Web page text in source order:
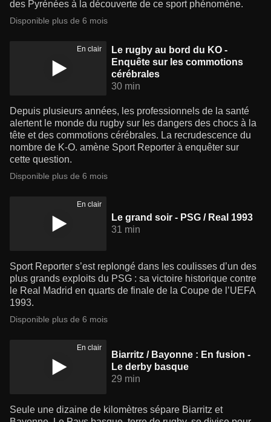
des Pyrénées à la découverte de ce sport phénomène.
Disponible plus de 6 mois
En clair
Le rugby au bord du KO -
Enquête sur les commotions
cérébrales
30 min
Depuis plusieurs années, les professionnels de la santé
alertent le monde du rugby sur les dangers des chocs à la
tête et des commotions cérébrales. La recrudescence du
nombre de K-O. amène Sport Reporter à enquêter sur
cette question.
Disponible plus de 6 mois
En clair
Le grand soir - PSG / Real 1993
31 min
Sport Reporter s’est replongé dans les coulisses d’un des
plus grands exploits du PSG : sa victoire historique contre
le Real Madrid en quarts de finale de la Coupe de l’UEFA
1993.
Disponible plus de 6 mois
En clair
Biarritz / Bayonne : En fusion -
Le derby basque
29 min
Seule une dizaine de kilomètres sépare Biarritz et